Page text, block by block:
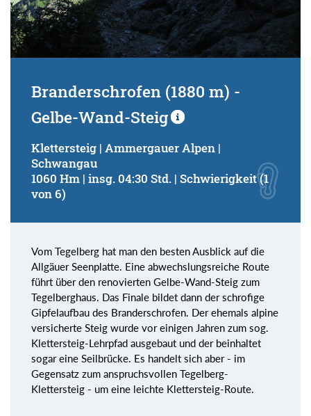
Branderschrofen (1880 m) -
Gelbe-Wand-Steig
Klettersteig | Ammergauer Alpen |
Schwangau
1060 Hm | insg. 04:30 Std. | Schwierigkeit (1
von 6)
Vom Tegelberg hat man den besten Ausblick auf die
Allgäuer Seenplatte. Eine abwechslungsreiche Route
führt über den renovierten Gelbe-Wand-Steig zum
Tegelberghaus. Das Finale bildet dann der schrofige
Gipfelaufbau des Branderschrofen. Der ehemals alpine
versicherte Steig wurde vor einigen Jahren zum sog.
Klettersteig-Lehrpfad ausgebaut und der beinhaltet
sogar eine Seilbrücke. Es handelt sich aber - im
Gegensatz zum anspruchsvollen Tegelberg-
Klettersteig - um eine leichte Klettersteig-Route.